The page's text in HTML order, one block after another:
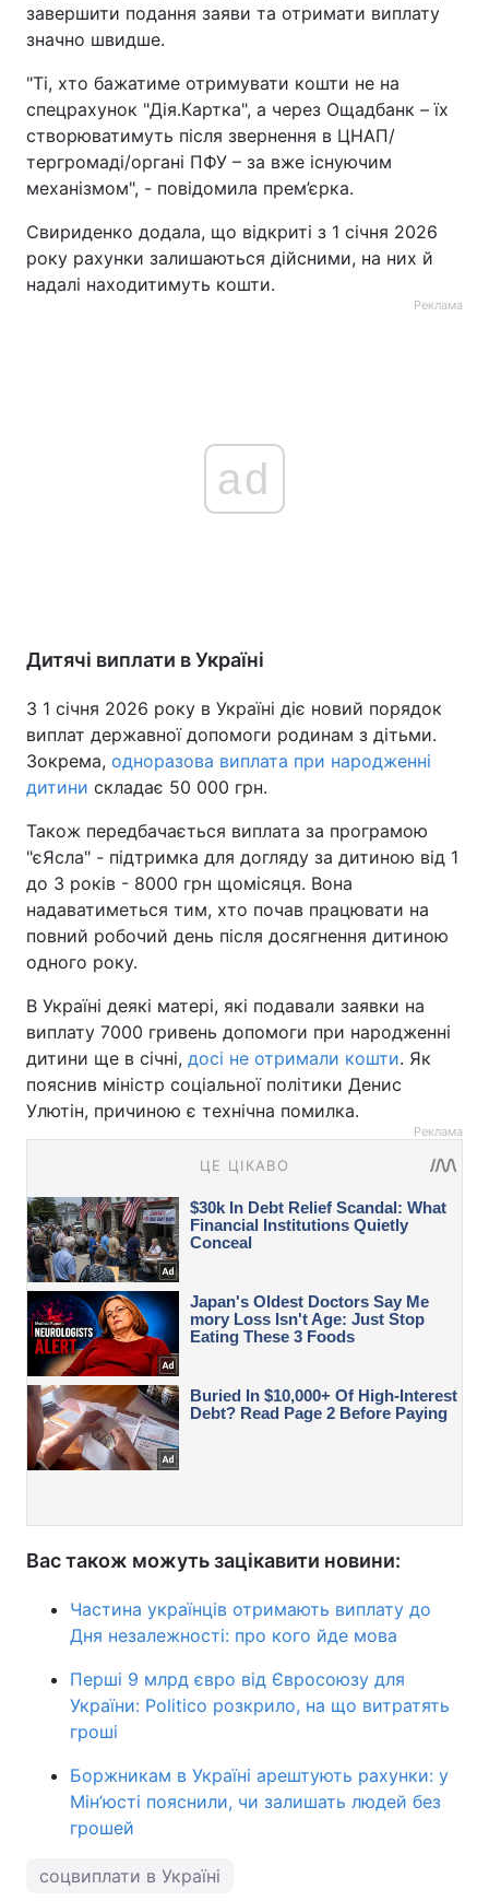
завершити подання заяви та отримати виплату
значно швидше.
"Ті, хто бажатиме отримувати кошти не на
спецрахунок "Дія.Картка", а через Ощадбанк – їх
створюватимуть після звернення в ЦНАП/
тергромаді/органі ПФУ – за вже існуючим
механізмом", - повідомила прем’єрка.
Свириденко додала, що відкриті з 1 січня 2026
року рахунки залишаються дійсними, на них й
надалі находитимуть кошти.
Реклама
ad
Дитячі виплати в Україні
З 1 січня 2026 року в Україні діє новий порядок
виплат державної допомоги родинам з дітьми.
Зокрема, одноразова виплата при народженні
дитини складає 50 000 грн.
Також передбачається виплата за програмою
"єЯсла" - підтримка для догляду за дитиною від 1
до 3 років - 8000 грн щомісяця. Вона
надаватиметься тим, хто почав працювати на
повний робочий день після досягнення дитиною
одного року.
В Україні деякі матері, які подавали заявки на
виплату 7000 гривень допомоги при народженні
дитини ще в січні, досі не отримали кошти. Як
пояснив міністр соціальної політики Денис
Улютін, причиною є технічна помилка.
Реклама
Вас також можуть зацікавити новини:
Частина українців отримають виплату до
Дня незалежності: про кого йде мова
Перші 9 млрд євро від Євросоюзу для
України: Politico розкрило, на що витратять
гроші
Боржникам в Україні арештують рахунки: у
Мін’юсті пояснили, чи залишать людей без
грошей
соцвиплати в Україні